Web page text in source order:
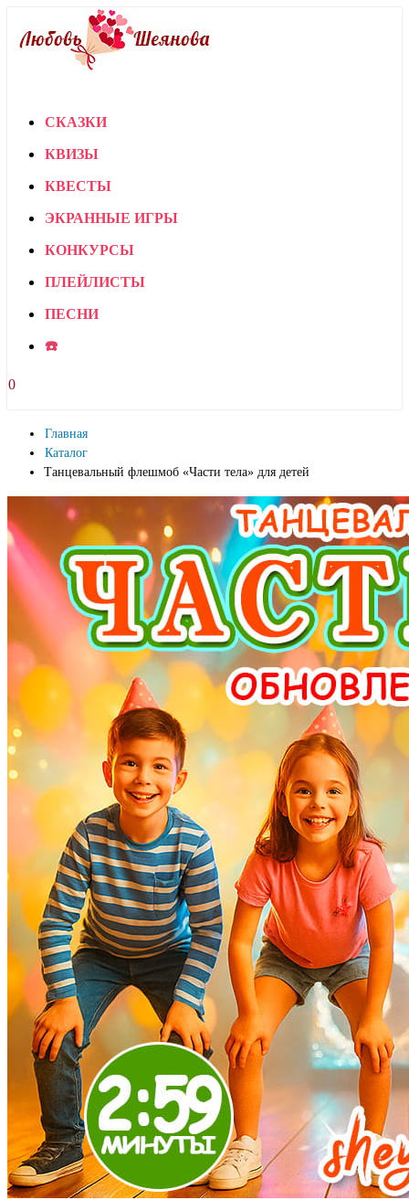
СКАЗКИ
КВИЗЫ
КВЕСТЫ
ЭКРАННЫЕ ИГРЫ
КОНКУРСЫ
ПЛЕЙЛИСТЫ
ПЕСНИ
☎️
0
Главная
Каталог
Танцевальный флешмоб «Части тела» для детей